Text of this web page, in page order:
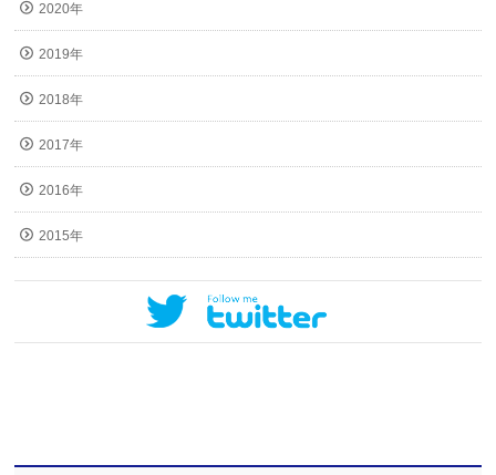
2020年
2019年
2018年
2017年
2016年
2015年